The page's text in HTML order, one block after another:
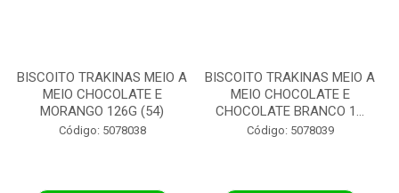
BISCOITO TRAKINAS MEIO A
MEIO CHOCOLATE E
MORANGO 126G (54)
Código: 5078038
BISCOITO TRAKINAS MEIO A
MEIO CHOCOLATE E
CHOCOLATE BRANCO 1...
Código: 5078039